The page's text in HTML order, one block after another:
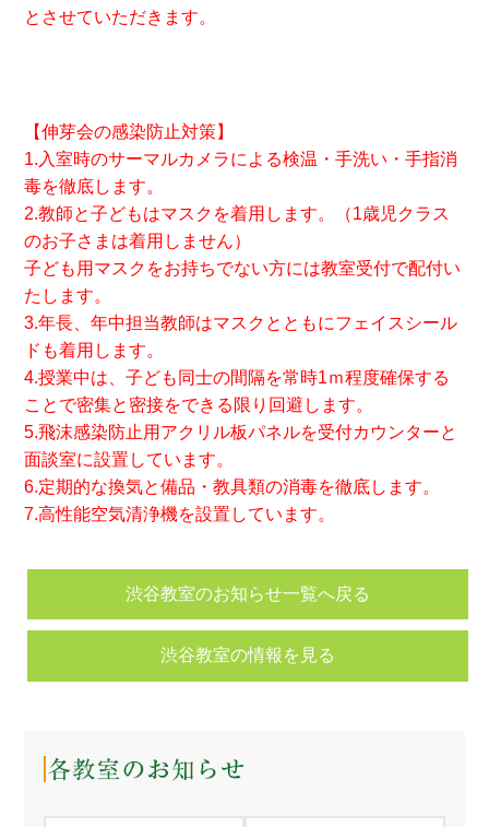
とさせていただきます。
【伸芽会の感染防止対策】
1.入室時のサーマルカメラによる検温・手洗い・手指消
毒を徹底します。
2.教師と子どもはマスクを着用します。（1歳児クラス
のお子さまは着用しません）
子ども用マスクをお持ちでない方には教室受付で配付い
たします。
3.年長、年中担当教師はマスクとともにフェイスシール
ドも着用します。
4.授業中は、子ども同士の間隔を常時1ｍ程度確保する
ことで密集と密接をできる限り回避します。
5.飛沫感染防止用アクリル板パネルを受付カウンターと
面談室に設置しています。
6.定期的な換気と備品・教具類の消毒を徹底します。
7.高性能空気清浄機を設置しています。
渋谷教室のお知らせ一覧へ戻る
渋谷教室の情報を見る